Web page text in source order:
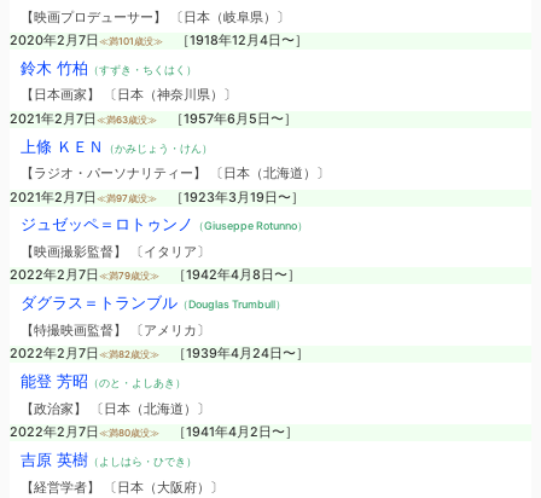
【映画プロデューサー】 〔日本（岐阜県）〕
2020年2月7日 ≪満101歳没≫ ［1918年12月4日〜］
鈴木 竹柏 （すずき・ちくはく）
【日本画家】 〔日本（神奈川県）〕
2021年2月7日 ≪満63歳没≫ ［1957年6月5日〜］
上條 ＫＥＮ （かみじょう・けん）
【ラジオ・パーソナリティー】 〔日本（北海道）〕
2021年2月7日 ≪満97歳没≫ ［1923年3月19日〜］
ジュゼッペ＝ロトゥンノ （Giuseppe Rotunno）
【映画撮影監督】 〔イタリア〕
2022年2月7日 ≪満79歳没≫ ［1942年4月8日〜］
ダグラス＝トランブル（Douglas Trumbull）
【特撮映画監督】 〔アメリカ〕
2022年2月7日 ≪満82歳没≫ ［1939年4月24日〜］
能登 芳昭 （のと・よしあき）
【政治家】 〔日本（北海道）〕
2022年2月7日 ≪満80歳没≫ ［1941年4月2日〜］
吉原 英樹（よしはら・ひでき）
【経営学者】 〔日本（大阪府）〕